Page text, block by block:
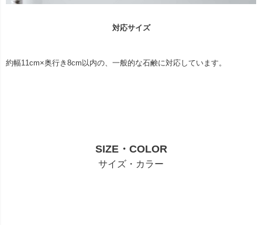
対応サイズ
約幅11cm×奥行き8cm以内の、一般的な石鹸に対応しています。
SIZE・COLOR
サイズ・カラー